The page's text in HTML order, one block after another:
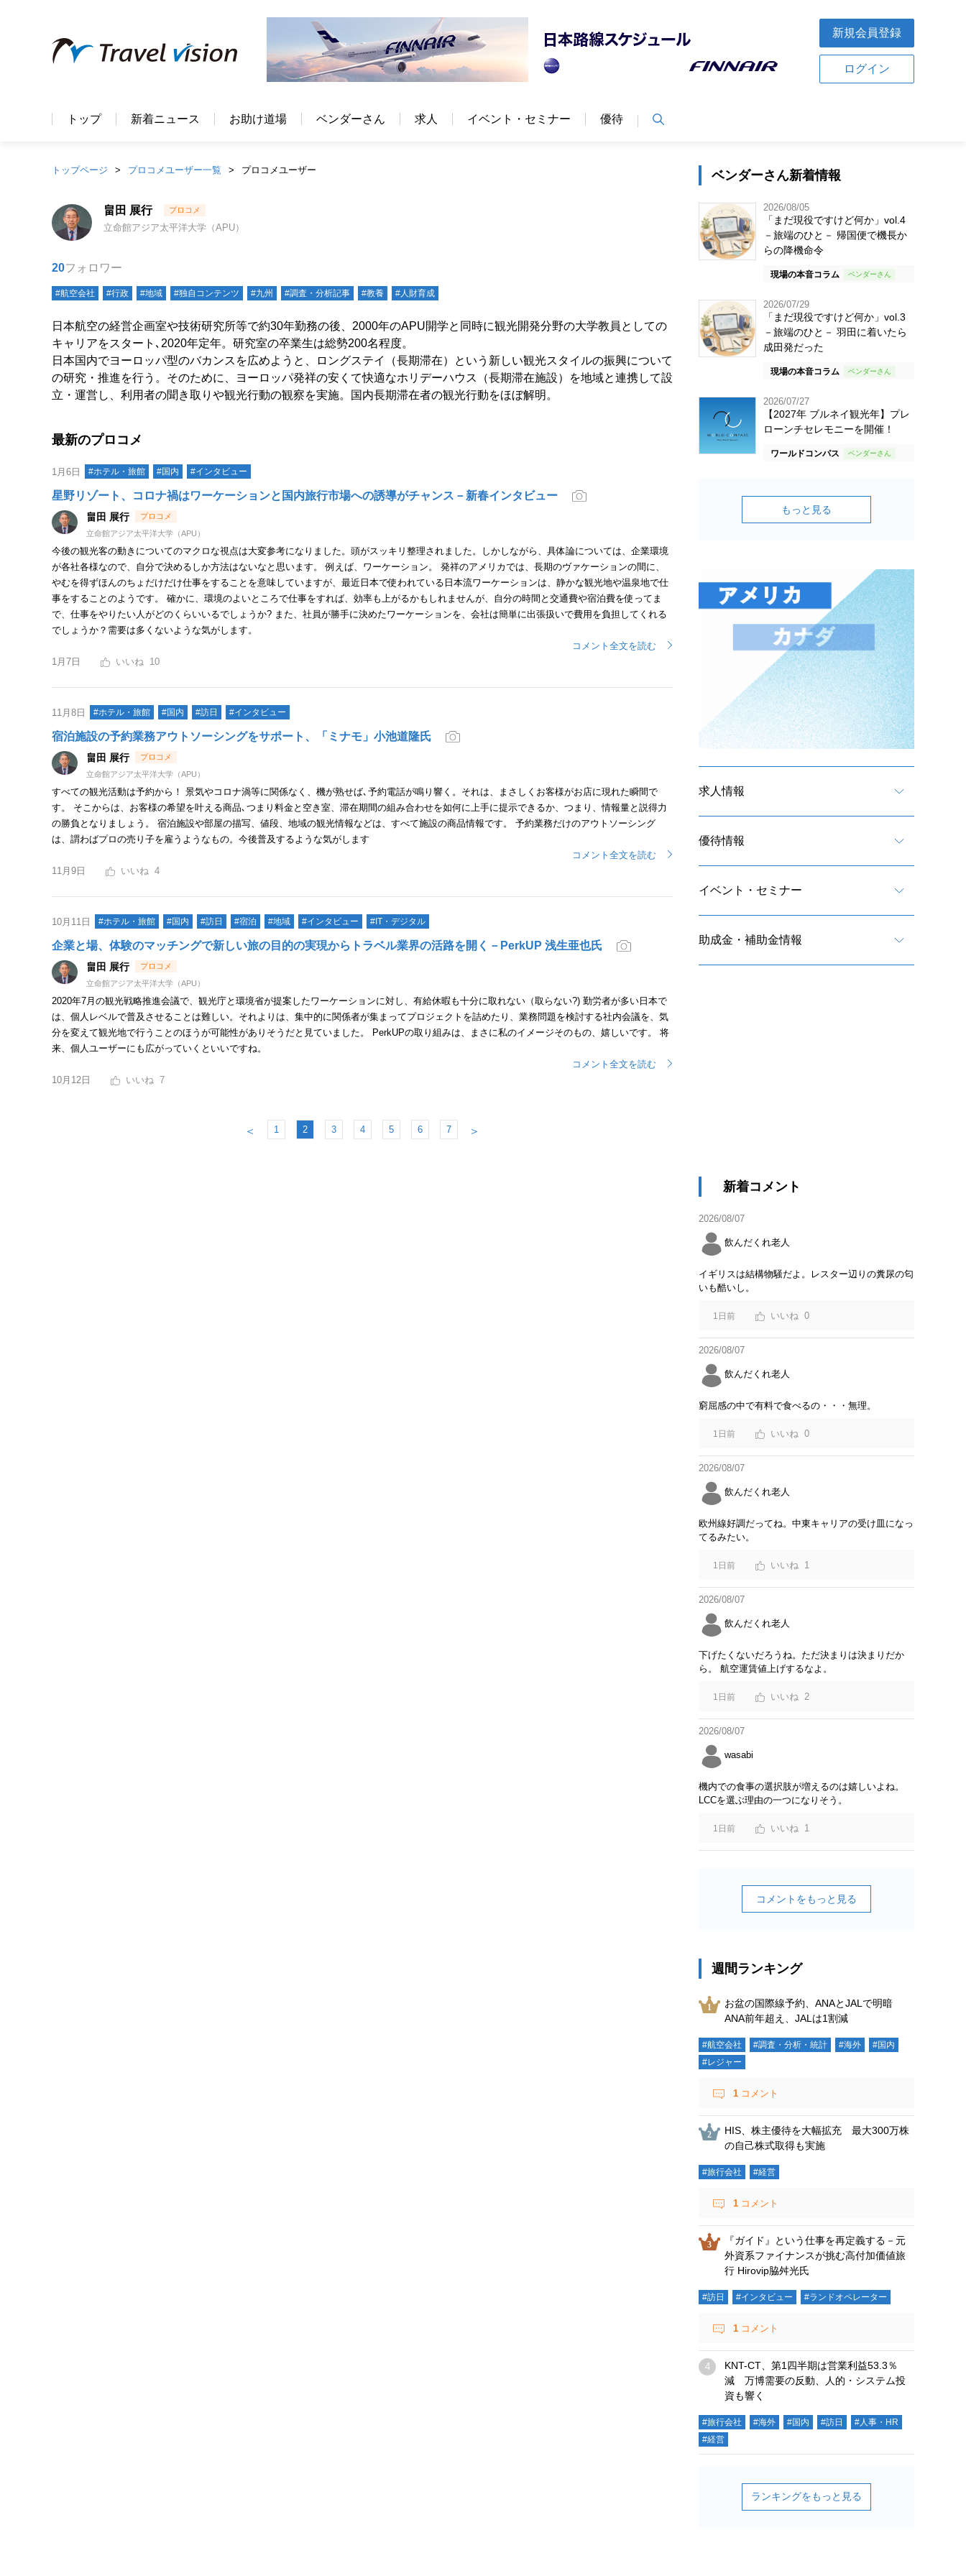
新規会員登録
ログイン
トップ 新着ニュース お助け道場 ベンダーさん 求人 イベント・セミナー 優待
トップページ プロコメユーザー一覧 プロコメユーザー
畠田 展行
立命館アジア太平洋大学（APU）
20フォロワー
#航空会社 #行政 #地域 #独自コンテンツ #九州 #調査・分析記事 #教養 #人財育成
日本航空の経営企画室や技術研究所等で約30年勤務の後、2000年のAPU開学と同時に観光開発分野の大学教員としての
キャリアをスタート､2020年定年。研究室の卒業生は総勢200名程度。
日本国内でヨーロッパ型のバカンスを広めようと、ロングステイ（長期滞在）という新しい観光スタイルの振興について
の研究・推進を行う。そのために、ヨーロッパ発祥の安くて快適なホリデーハウス（長期滞在施設）を地域と連携して設
立・運営し、利用者の聞き取りや観光行動の観察を実施。国内長期滞在者の観光行動をほぼ解明。
最新のプロコメ
1月6日 #ホテル・旅館 #国内 #インタビュー
星野リゾート、コロナ禍はワーケーションと国内旅行市場への誘導がチャンス－新春インタビュー
畠田 展行
立命館アジア太平洋大学（APU）
今後の観光客の動きについてのマクロな視点は大変参考になりました。頭がスッキリ整理されました。しかしながら、具体論については、企業環境
が各社各様なので、自分で決めるしか方法はないなと思います。 例えば、ワーケーション。 発祥のアメリカでは、長期のヴァケーションの間に、
やむを得ずほんのちょだけだけ仕事をすることを意味していますが、最近日本で使われている日本流ワーケーションは、静かな観光地や温泉地で仕
事をすることのようです。 確かに、環境のよいところで仕事をすれば、効率も上がるかもしれませんが、自分の時間と交通費や宿泊費を使ってま
で、仕事をやりたい人がどのくらいいるでしょうか? また、社員が勝手に決めたワーケーションを、会社は簡単に出張扱いで費用を負担してくれる
でしょうか？需要は多くないような気がします。
コメント全文を読む
1月7日
10
11月8日 #ホテル・旅館 #国内 #訪日 #インタビュー
宿泊施設の予約業務アウトソーシングをサポート、「ミナモ」小池道隆氏
畠田 展行
立命館アジア太平洋大学（APU）
すべての観光活動は予約から！ 景気やコロナ渦等に関係なく、機が熟せば､予約電話が鳴り響く。それは、まさしくお客様がお店に現れた瞬間で
す。 そこからは、お客様の希望を叶える商品､つまり料金と空き室、滞在期間の組み合わせを如何に上手に提示できるか、つまり、情報量と説得力
の勝負となりましょう。 宿泊施設や部屋の描写、値段、地域の観光情報などは、すべて施設の商品情報です。 予約業務だけのアウトソーシング
は、謂わばプロの売り子を雇うようなもの。今後普及するような気がします
コメント全文を読む
11月9日
4
10月11日 #ホテル・旅館 #国内 #訪日 #宿泊 #地域 #インタビュー #IT・デジタル
企業と場、体験のマッチングで新しい旅の目的の実現からトラベル業界の活路を開く－PerkUP 浅生亜也氏
畠田 展行
立命館アジア太平洋大学（APU）
2020年7月の観光戦略推進会議で、観光庁と環境省が提案したワーケーションに対し、有給休暇も十分に取れない（取らない?) 勤労者が多い日本で
は、個人レベルで普及させることは難しい。それよりは、集中的に関係者が集まってプロジェクトを詰めたり、業務問題を検討する社内会議を、気
分を変えて観光地で行うことのほうが可能性がありそうだと見ていました。 PerkUPの取り組みは、まさに私のイメージそのもの、嬉しいです。 将
来、個人ユーザーにも広がっていくといいですね。
コメント全文を読む
10月12日
7
＜ 1 2 3 4 5 6 7 ＞
ベンダーさん新着情報
2026/08/05
「まだ現役ですけど何か」vol.4
－旅端のひと－ 帰国便で機長か
らの降機命令
現場の本音コラム
2026/07/29
「まだ現役ですけど何か」vol.3
－旅端のひと－ 羽田に着いたら
成田発だった
現場の本音コラム
2026/07/27
【2027年 ブルネイ観光年】プレ
ローンチセレモニーを開催！
ワールドコンパス
もっと見る
求人情報
優待情報
イベント・セミナー
助成金・補助金情報
新着コメント
2026/08/07
飲んだくれ老人
イギリスは結構物騒だよ。レスター辺りの糞尿の匂
いも酷いし。
1日前 0
2026/08/07
飲んだくれ老人
窮屈感の中で有料で食べるの・・・無理。
1日前 0
2026/08/07
飲んだくれ老人
欧州線好調だってね。中東キャリアの受け皿になっ
てるみたい。
1日前 1
2026/08/07
飲んだくれ老人
下げたくないだろうね。ただ決まりは決まりだか
ら。 航空運賃値上げするなよ。
1日前 2
2026/08/07
wasabi
機内での食事の選択肢が増えるのは嬉しいよね。
LCCを選ぶ理由の一つになりそう。
1日前 1
コメントをもっと見る
週間ランキング
お盆の国際線予約、ANAとJALで明暗
ANA前年超え、JALは1割減
#航空会社 #調査・分析・統計 #海外
#国内
#レジャー
1 コメント
HIS、株主優待を大幅拡充 最大300万株
の自己株式取得も実施
#旅行会社 #経営
1 コメント
『ガイド』という仕事を再定義する－元
外資系ファイナンスが挑む高付加価値旅
行 Hirovip脇舛光氏
#訪日 #インタビュー #ランドオペレーター
1 コメント
KNT-CT、第1四半期は営業利益53.3％
減 万博需要の反動、人的・システム投
資も響く
#旅行会社 #海外 #国内 #訪日
#人事・HR
#経営